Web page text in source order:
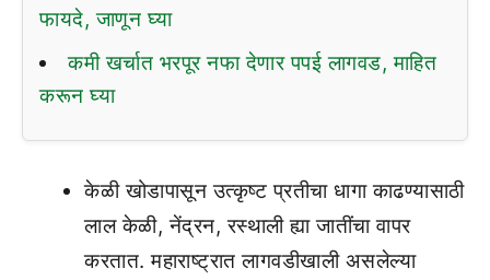
फायदे, जाणून घ्या
कमी खर्चात भरपूर नफा देणार पपई लागवड, माहित
करून घ्या
केळी खोडापासून उत्कृष्ट प्रतीचा धागा काढण्यासाठी
लाल केळी, नेंद्रन, रस्थाली ह्या जातींचा वापर
करतात. महाराष्ट्रात लागवडीखाली असलेल्या